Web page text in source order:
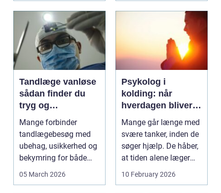
Tandlæge vanløse
sådan finder du
tryg og
professionel
tandpleje
Mange forbinder
tandlægebesøg med
ubehag, usikkerhed og
bekymring for både
smerter og pris.
05 March 2026
Psykolog i
kolding: når
hverdagen bliver
for tung at bære
alene
Mange går længe med
svære tanker, inden de
søger hjælp. De håber,
at tiden alene læger
sårene, at tr...
10 February 2026